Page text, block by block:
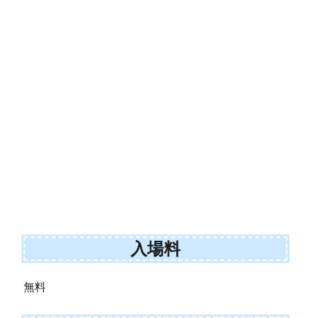
入場料
無料